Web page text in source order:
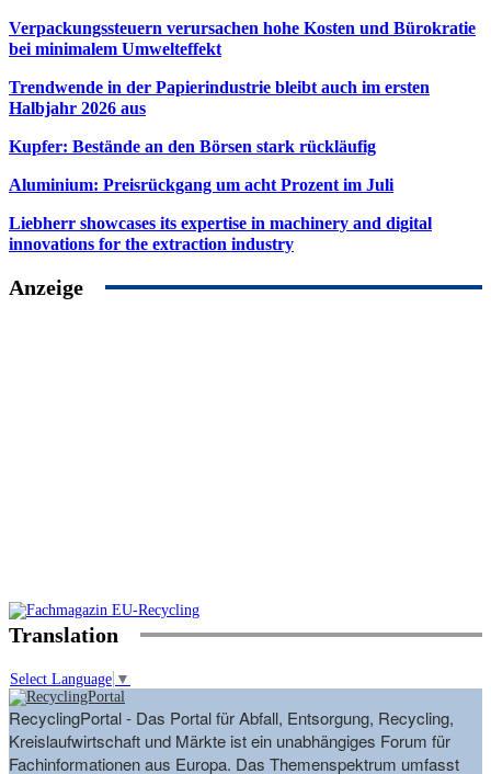
Verpackungssteuern verursachen hohe Kosten und Bürokratie
bei minimalem Umwelteffekt
Trendwende in der Papierindustrie bleibt auch im ersten
Halbjahr 2026 aus
Kupfer: Bestände an den Börsen stark rückläufig
Aluminium: Preisrückgang um acht Prozent im Juli
Liebherr showcases its expertise in machinery and digital
innovations for the extraction industry
Anzeige
Translation
Select Language ▼
RecyclingPortal - Das Portal für Abfall, Entsorgung, Recycling,
Kreislaufwirtschaft und Märkte ist ein unabhängiges Forum für
Fachinformationen aus Europa. Das Themenspektrum umfasst